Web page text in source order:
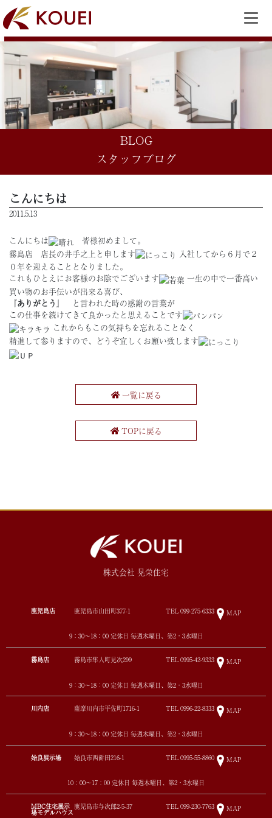
BLOG
スタッフブログ
こんにちは
2011.5.13
こんにちは
皆様初めまして。
霧島店 店長の井手之上と申します
入社してから６月で２
０年を迎えることとなりました。
これもひとえにお客様のお陰でございます
一生の中で一番高い
買い物のお手伝いが出来る喜び、
『ありがとう 』 と言われた時の感謝の言葉が
この仕事を続けてきて良かったと思えることです
これからもこの気持ちを忘れることなく
精進して参りますので、どうぞ宜しくお願い致します
一覧に戻る
TOPに戻る
株式会社 晃栄住宅
鹿児島店 鹿児島市山田町377-1 TEL 099-275-6333 MAP
9：30～18：00 定休日 毎週木曜日、第2・3水曜日
霧島店 霧島市隼人町見次299 TEL 0995-42-9333 MAP
9：30～18：00 定休日 毎週木曜日、第2・3水曜日
川内店 薩摩川内市平佐町1716-1 TEL 0996-22-8333 MAP
9：30～18：00 定休日 毎週木曜日、第2・3水曜日
姶良展示場 姶良市西餅田216-1 TEL 0995-55-8860 MAP
10：00～17：00 定休日 毎週木曜日、第2・3水曜日
MBC住宅展示
場モデルハウス
鹿児島市与次郎2-5-37 TEL 099-230-7763 MAP